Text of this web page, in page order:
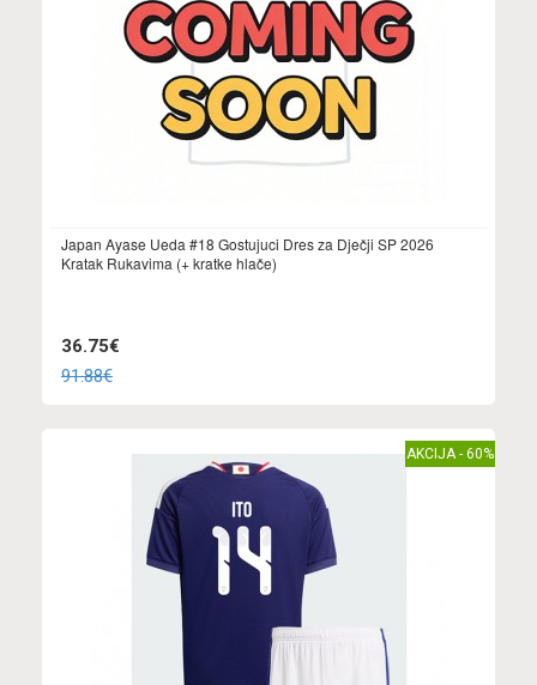
Japan Ayase Ueda #18 Gostujuci Dres za Dječji SP 2026
Kratak Rukavima (+ kratke hlače)
36.75€
91.88€
AKCIJA - 60%